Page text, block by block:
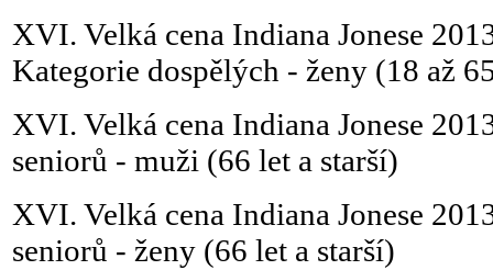
XVI. Velká cena Indiana Jonese
Kategorie dospělých - ženy (18 až
XVI. Velká cena Indiana Jonese
seniorů - muži (66 let a starší)
XVI. Velká cena Indiana Jonese
seniorů - ženy (66 let a starší)